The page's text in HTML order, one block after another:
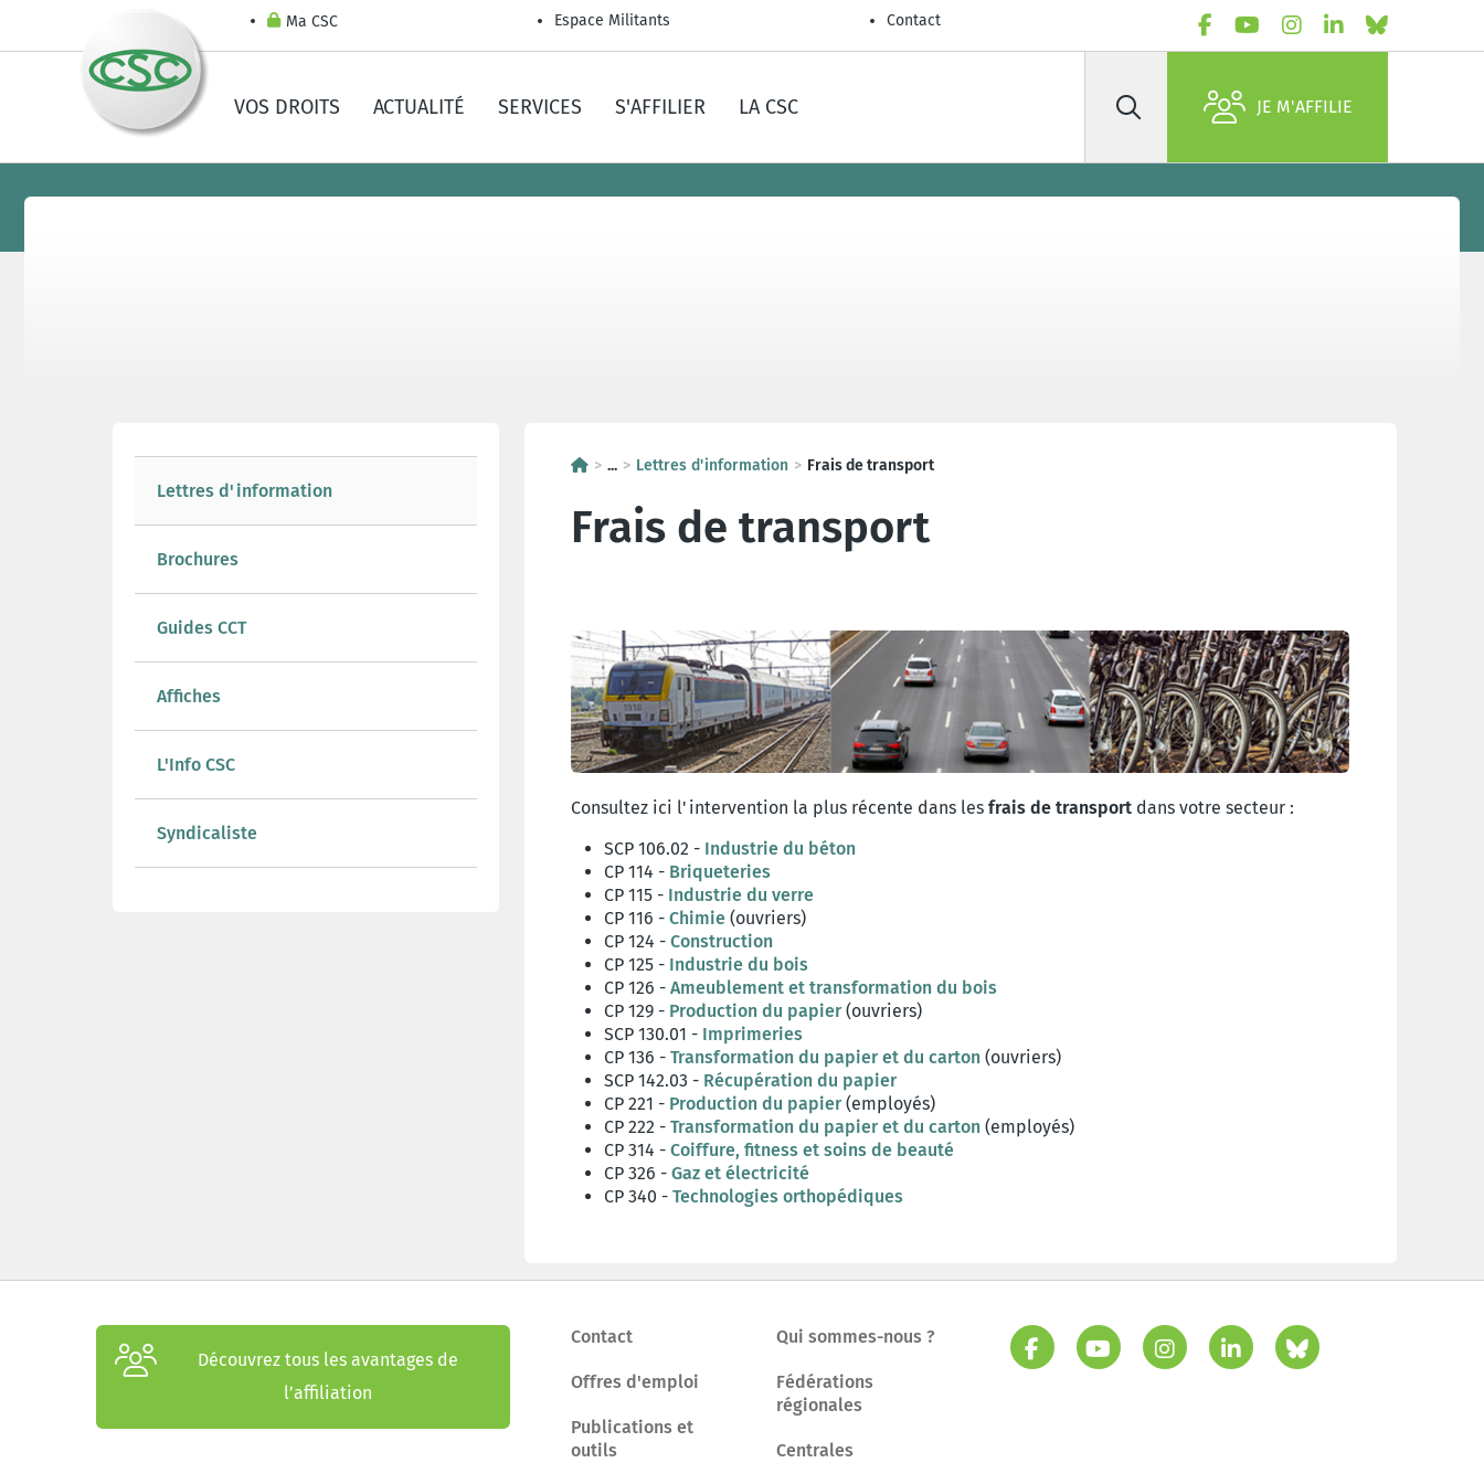
Ma CSC Espace Militants Contact
VOS DROITS ACTUALITÉ SERVICES S'AFFILIER LA CSC Rechercher JE M'AFFILIE
Lettres d'information
Brochures
Guides CCT
Affiches
L'Info CSC
Syndicaliste
... Lettres d'information Frais de transport
Frais de transport
Consultez ici l'intervention la plus récente dans les frais de transport dans votre secteur :
SCP 106.02 - Industrie du béton
CP 114 - Briqueteries
CP 115 - Industrie du verre
CP 116 - Chimie (ouvriers)
CP 124 - Construction
CP 125 - Industrie du bois
CP 126 - Ameublement et transformation du bois
CP 129 - Production du papier(ouvriers)
SCP 130.01 - Imprimeries
CP 136 - Transformation du papier et du carton (ouvriers)
SCP 142.03 - Récupération du papier
CP 221 - Production du papier(employés)
CP 222 - Transformation du papier et du carton (employés)
CP 314 - Coiffure, fitness et soins de beauté
CP 326 - Gaz et électricité
CP 340 - Technologies orthopédiques
Découvrez tous les avantages de
l’affiliation
Contact
Offres d'emploi
Publications et
outils
Qui sommes-nous ?
Fédérations
régionales
Centrales